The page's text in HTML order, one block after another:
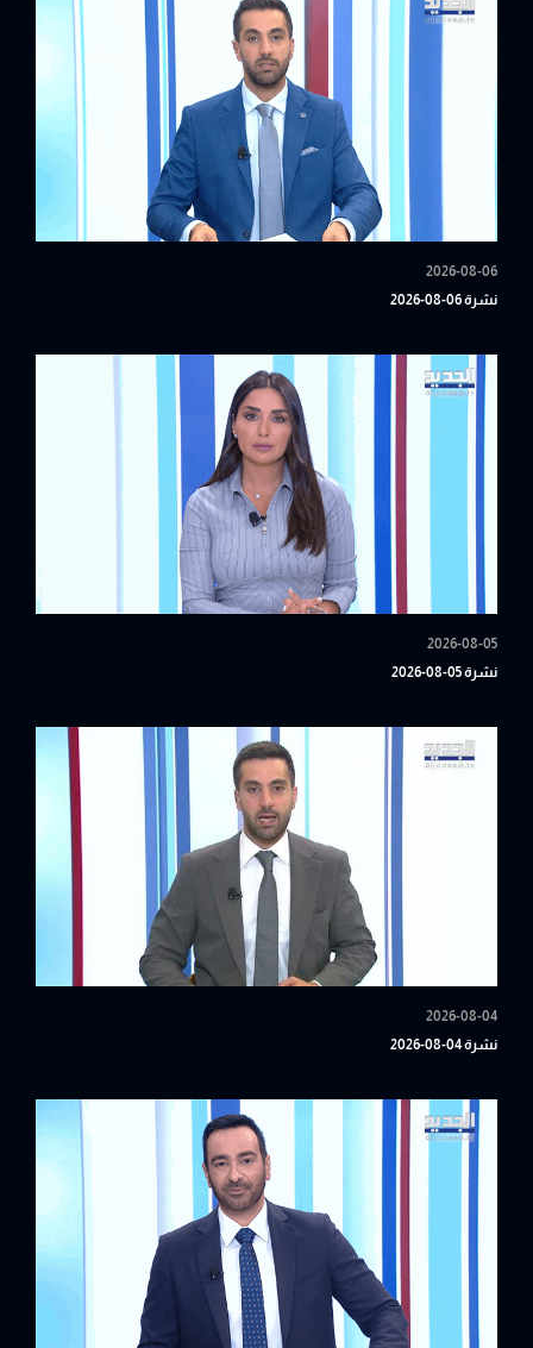
2026-08-06
نشرة 06-08-2026
2026-08-05
نشرة 05-08-2026
2026-08-04
نشرة 04-08-2026